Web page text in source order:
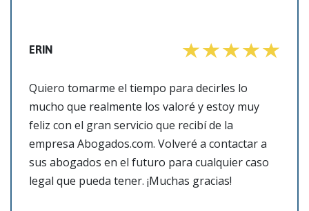
ERIN
Quiero tomarme el tiempo para decirles lo
mucho que realmente los valoré y estoy muy
feliz con el gran servicio que recibí de la
empresa Abogados.com. Volveré a contactar a
sus abogados en el futuro para cualquier caso
legal que pueda tener. ¡Muchas gracias!